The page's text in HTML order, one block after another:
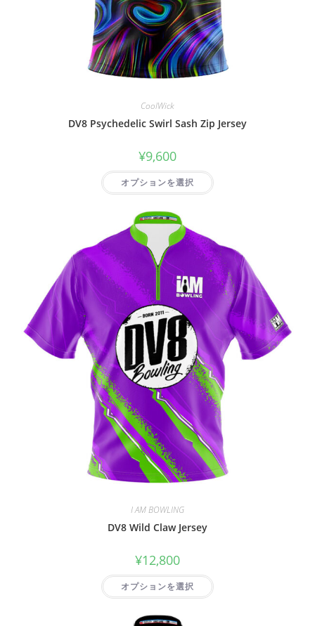
CoolWick
DV8 Psychedelic Swirl Sash Zip Jersey
¥9,600
オプションを選択
I AM BOWLING
DV8 Wild Claw Jersey
¥12,800
オプションを選択